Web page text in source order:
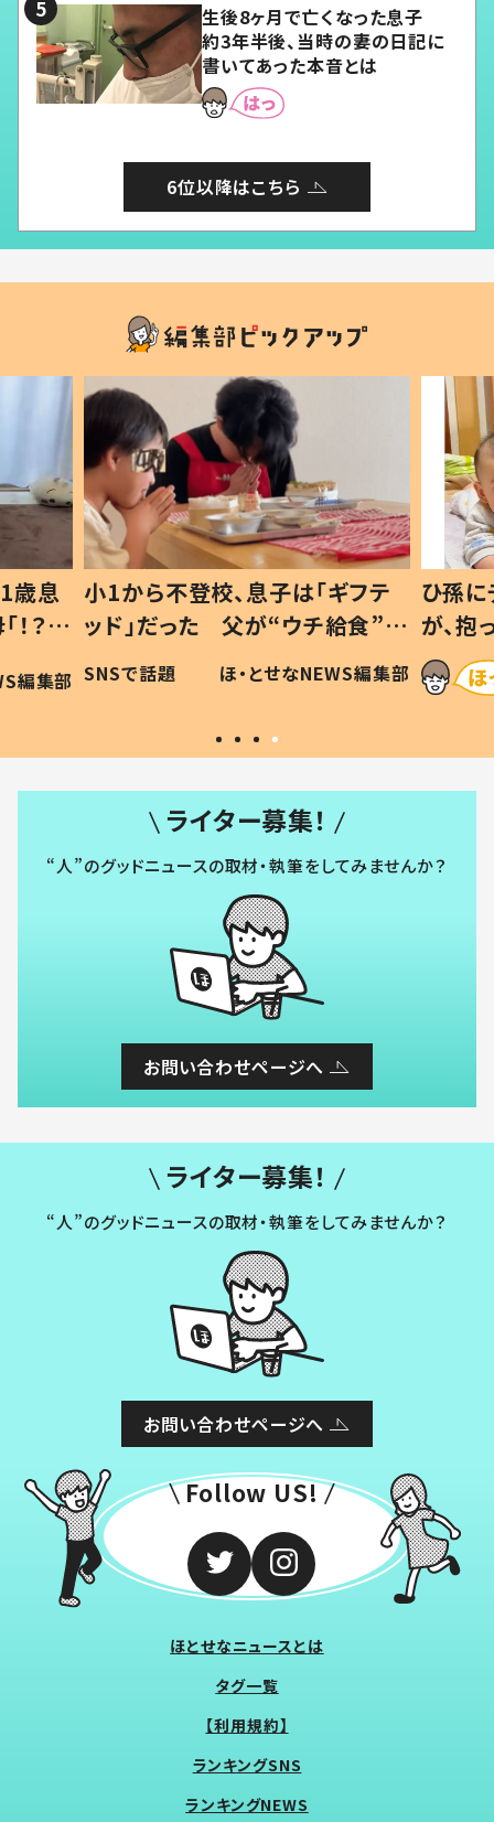
生後8ヶ月で亡くなった息子
約3年半後、当時の妻の日記に
書いてあった本音とは
6位以降はこちら
歳息
？」
編集部
小1から不登校、息子は「ギフテ
ッド」だった 父が“ウチ給食”を
作り続ける理由とは #令和の親
#令和の子
SNSで話題 ほ・とせなNEWS編集部
ひ孫
が、
「涙が
い」
ライター募集！
“人”のグッドニュースの取材・執筆をしてみませんか？
お問い合わせページへ
ライター募集！
“人”のグッドニュースの取材・執筆をしてみませんか？
お問い合わせページへ
Follow US!
ほとせなニュースとは
タグ一覧
【利用規約】
ランキングSNS
ランキングNEWS